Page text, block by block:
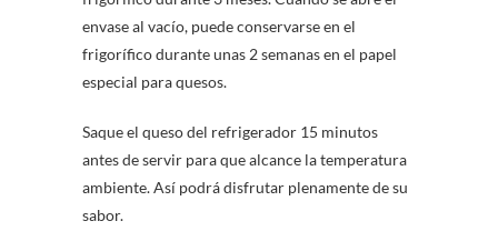
envase al vacío, puede conservarse en el
frigorífico durante unas 2 semanas en el papel
especial para quesos.
Saque el queso del refrigerador 15 minutos
antes de servir para que alcance la temperatura
ambiente. Así podrá disfrutar plenamente de su
sabor.